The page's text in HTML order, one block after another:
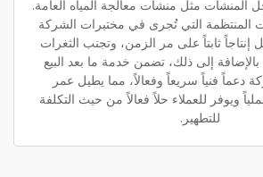
المنشآت مثل منشآت معالجة المياه العامة.
المنتظمة التي تُجرى في مختبرات الشركة
ثابتاً على مر الزمن، وتجنب الثغرات
إلى ذلك، تضمن خدمة ما بعد البيع
دعماً فنياً سريعاً وفعالاً، مما يطيل عمر
ويوفر للعملاء حلاً فعالاً من حيث التكلفة
للتطهير.